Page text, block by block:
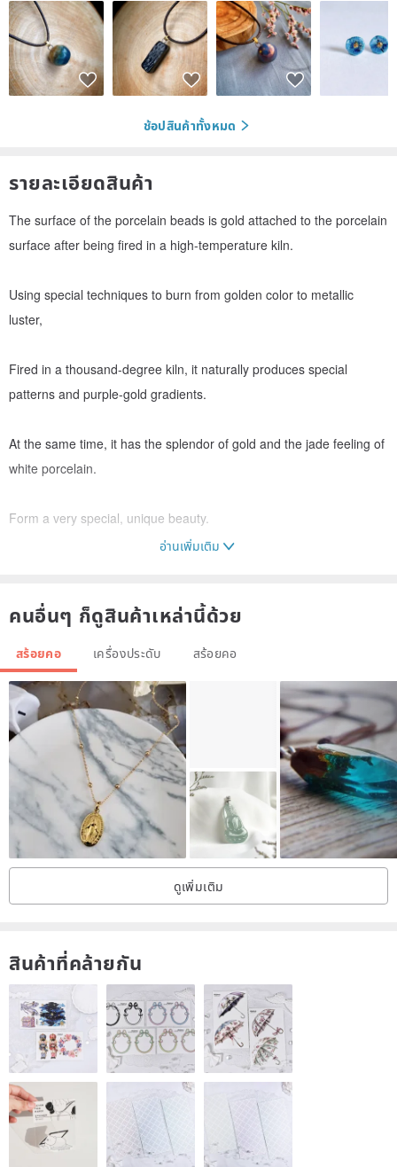
ช้อปสินค้าทั้งหมด
รายละเอียดสินค้า
The surface of the porcelain beads is gold attached to the porcelain
surface after being fired in a high-temperature kiln.
Using special techniques to burn from golden color to metallic
luster,
Fired in a thousand-degree kiln, it naturally produces special
patterns and purple-gold gradients.
At the same time, it has the splendor of gold and the jade feeling of
white porcelain.
Form a very special, unique beauty.
－－－－－－－－－－－－－
Ceramic artist Wang Rong purely handmade necklaces, which can
be infused with perfume or essential oils,
Absorb the energy of aroma anytime and anywhere, and enjoy
being surrounded by your favorite flavors.
🎁 Comes with gift box packaging & small card writing service,
suitable for gift giving and personal use.
【Instructions for Perfume Essential Oil Necklace】
essential oil or perfume with a syringe. The porcelain beads absorb
fragrance, so you only need to inject a little (about 0.2ml), please
be careful not to When it is full to the mouth of the hole, the aroma
will slowly permeate the capillary pores of the porcelain beads, and
it will become more intense as time brews.
2. There is a high-temperature protective glaze on the porcelain
beads, which can effectively delay the speed of essential oil
อ่านเพิ่มเติม
คนอื่นๆ ก็ดูสินค้าเหล่านี้ด้วย
สร้อยคอ เครื่องประดับ สร้อยคอ
ดูเพิ่มเติม
สินค้าที่คล้ายกัน